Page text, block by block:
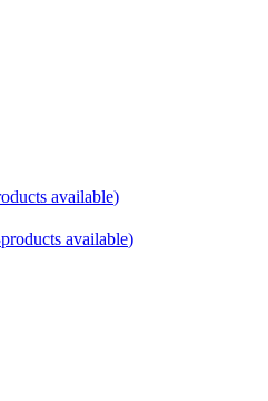
available)
products available)